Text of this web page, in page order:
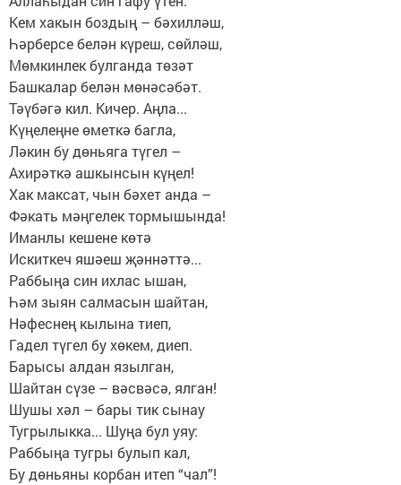
Кем хакын боздың – бәхилләш,
Һәрберсе белән күреш, сөйләш,
Мөмкинлек булганда төзәт
Башкалар белән мөнәсәбәт.
Тәүбәгә кил. Кичер. Аңла...
Күңелеңне өметкә багла,
Ләкин бу дөньяга түгел –
Ахирәткә ашкынсын күңел!
Хак максат, чын бәхет анда –
Фәкать мәңгелек тормышында!
Иманлы кешене көтә
Искиткеч яшәеш җәннәттә...
Раббыңа син ихлас ышан,
Һәм зыян салмасын шайтан,
Нәфеснең кылына тиеп,
Гадел түгел бу хөкем, диеп.
Барысы алдан язылган,
Шайтан сүзе – вәсвәсә, ялган!
Шушы хәл – бары тик сынау
Тугрылыкка... Шуңа бул уяу:
Раббыңа тугры булып кал,
Бу дөньяны корбан итеп “чал”!